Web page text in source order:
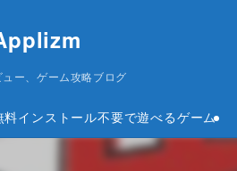
ー、ゲーム攻略ブログ
料インストール不要で遊べるゲーム